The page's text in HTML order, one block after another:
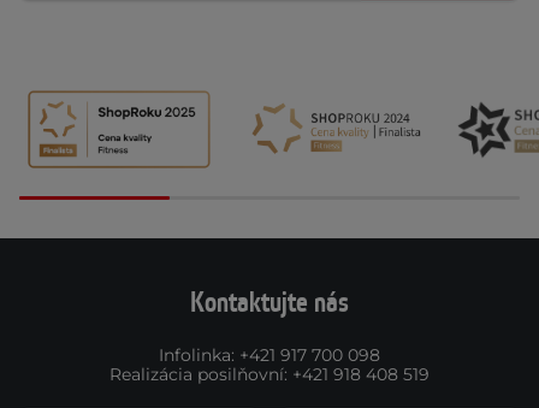
Kontaktujte nás
Infolinka: +421 917 700 098
Realizácia posilňovní: +421 918 408 519